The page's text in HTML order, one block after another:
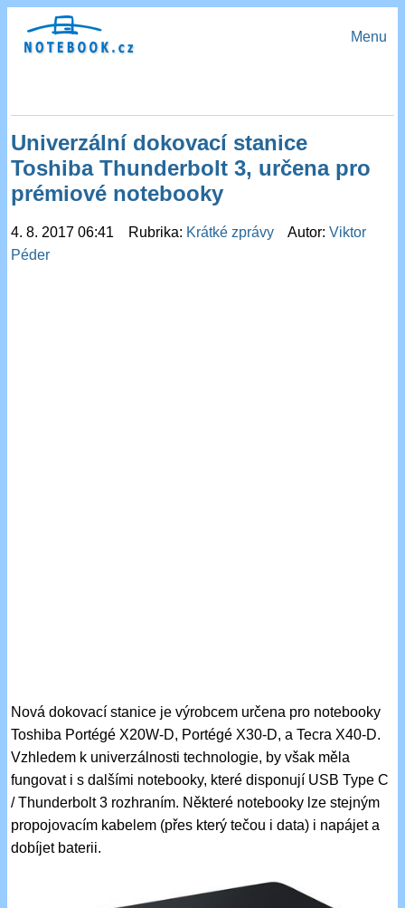
Menu
Univerzální dokovací stanice
Toshiba Thunderbolt 3, určena pro
prémiové notebooky
4. 8. 2017 06:41 Rubrika: Krátké zprávy Autor:Viktor
Péder
Nová dokovací stanice je výrobcem určena pro notebooky
Toshiba Portégé X20W-D, Portégé X30-D, a Tecra X40-D.
Vzhledem k univerzálnosti technologie, by však měla
fungovat i s dalšími notebooky, které disponují USB Type C
/ Thunderbolt 3 rozhraním. Některé notebooky lze stejným
propojovacím kabelem (přes který tečou i data) i napájet a
dobíjet baterii.